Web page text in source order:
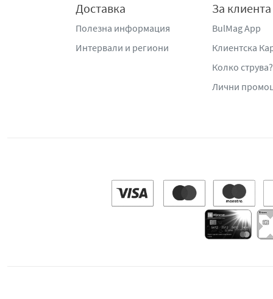
Доставка
Полезна информация
Интервали и региони
За клиента
BulMag App
Клиентска
Колко струва?
Лични